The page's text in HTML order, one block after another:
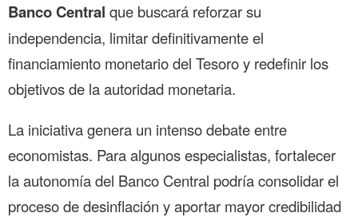
Banco Central que buscará reforzar su
independencia, limitar definitivamente el
financiamiento monetario del Tesoro y redefinir los
objetivos de la autoridad monetaria.
La iniciativa genera un intenso debate entre
economistas. Para algunos especialistas, fortalecer
la autonomía del Banco Central podría consolidar el
proceso de desinflación y aportar mayor credibilidad